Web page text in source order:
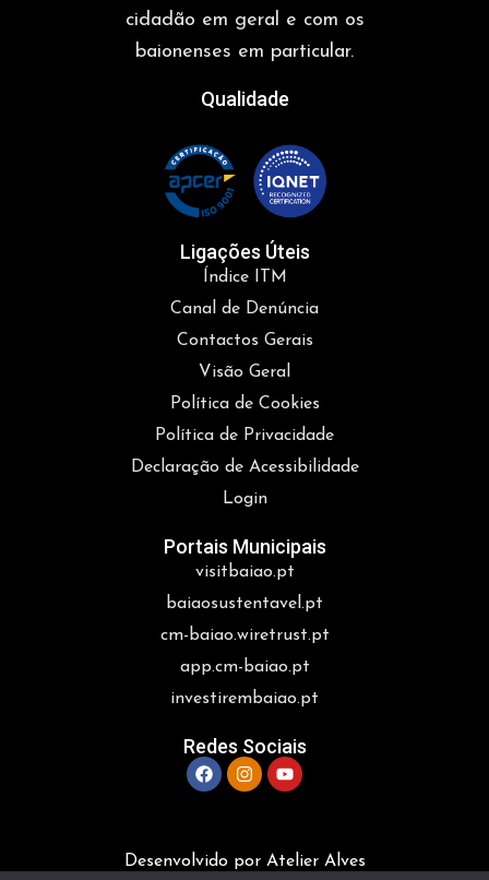
cidadão em geral e com os
baionenses em particular.
Qualidade
Ligações Úteis
Índice ITM
Canal de Denúncia
Contactos Gerais
Visão Geral
Política de Cookies
Política de Privacidade
Declaração de Acessibilidade
Login
Portais Municipais
visitbaiao.pt
baiaosustentavel.pt
cm-baiao.wiretrust.pt
app.cm-baiao.pt
investirembaiao.pt
Redes Sociais
Desenvolvido por Atelier Alves